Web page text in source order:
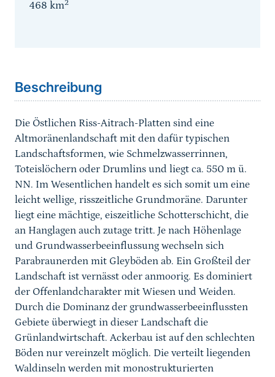
468 km2
Beschreibung
Die Östlichen Riss-Aitrach-Platten sind eine
Altmoränenlandschaft mit den dafür typischen
Landschaftsformen, wie Schmelzwasserrinnen,
Toteislöchern oder Drumlins und liegt ca. 550 m ü.
NN. Im Wesentlichen handelt es sich somit um eine
leicht wellige, risszeitliche Grundmoräne. Darunter
liegt eine mächtige, eiszeitliche Schotterschicht, die
an Hanglagen auch zutage tritt. Je nach Höhenlage
und Grundwasserbeeinflussung wechseln sich
Parabraunerden mit Gleyböden ab. Ein Großteil der
Landschaft ist vernässt oder anmoorig. Es dominiert
der Offenlandcharakter mit Wiesen und Weiden.
Durch die Dominanz der grundwasserbeeinflussten
Gebiete überwiegt in dieser Landschaft die
Grünlandwirtschaft. Ackerbau ist auf den schlechten
Böden nur vereinzelt möglich. Die verteilt liegenden
Waldinseln werden mit monostrukturierten